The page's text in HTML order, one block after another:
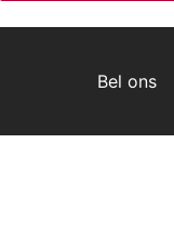
Bel ons